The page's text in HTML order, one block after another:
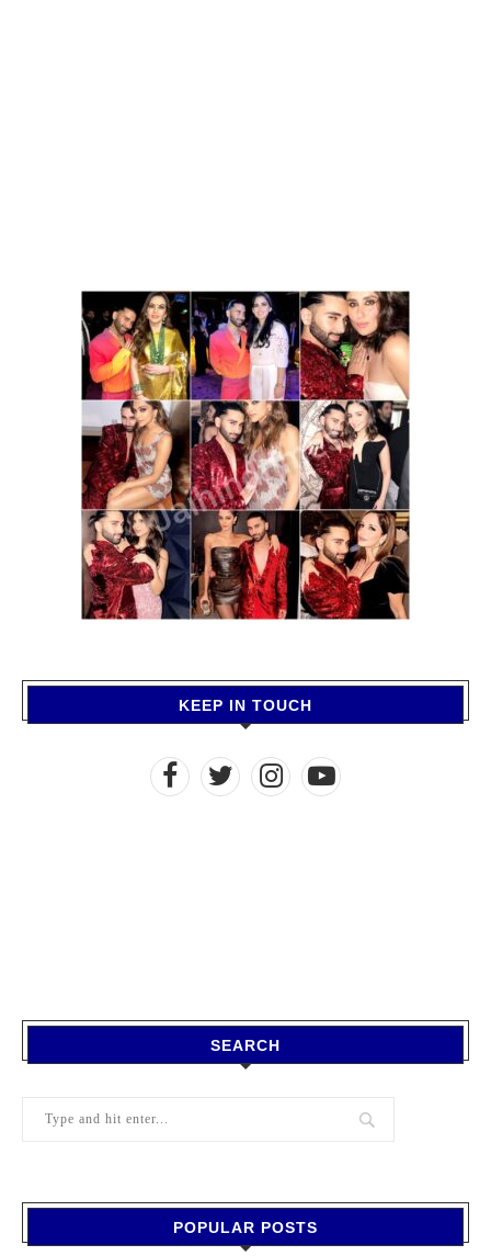
KEEP IN TOUCH
SEARCH
POPULAR POSTS